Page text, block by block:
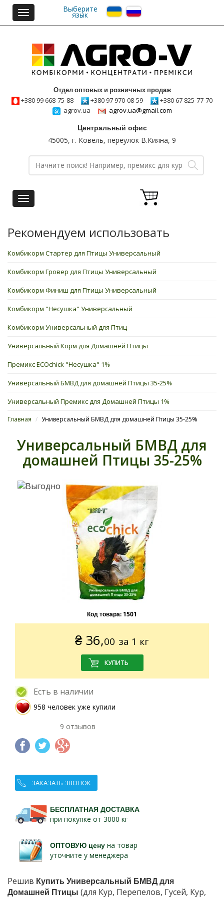
Toggle
navigation
Выберите
язык
Отдел оптовых и розничных продаж
+380 99 668-75-88
+380 97 970-08-59
+380 67 825-77-70
agrov.ua
agrov.ua@gmail.com
Центральный офис
45005, г. Ковель, переулок В.Кияна, 9
Toggle
navigation
Рекомендуем использовать
Комбикорм Стартер для Птицы Универсальный
Комбикорм Гровер для Птицы Универсальный
Комбикорм Финиш для Птицы Универсальный
Комбикорм "Несушка" Универсальный
Комбикорм Универсальный для Птиц
Универсальный Корм для Домашней Птицы
Премикс ECOchick "Несушка" 1%
Универсальный БМВД для домашней Птицы 35-25%
Универсальный Премикс для Домашней Птицы 1%
Главная / Универсальный БМВД для домашней Птицы 35-25%
Универсальный БМВД для
домашней Птицы 35-25%
Код товара: 1501
₴ 36,00 за 1 кг
Есть в наличии
958 человек уже купили
9 отзывов
ЗАКАЗАТЬ ЗВОНОК
БЕСПЛАТНАЯ ДОСТАВКА
при покупке от 3000 кг
ОПТОВУЮ цену на товар
уточните у менеджера
Решив Купить Универсальный БМВД для
Домашней Птицы (для Кур, Перепелов, Гусей, Кур,